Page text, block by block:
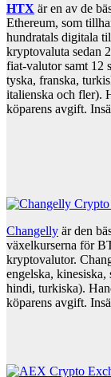
HTX är en av de
Ethereum, som
hundratals digitala
kryptovaluta sedan
fiat-valutor samt 12
tyska, franska,
italienska och fler).
köparens avgift.
Changelly är den
växelkurserna för
kryptovalutor.
engelska, kinesiska,
hindi, turkiska).
köparens avgift.